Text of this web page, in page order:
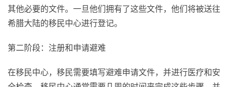
其他必要的文件。一旦他们拥有了这些文件，他们将被送往
希腊大陆的移民中心进行登记。
第二阶段：注册和申请避难
在移民中心，移民需要填写避难申请文件，并进行医疗和安